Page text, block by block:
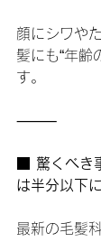
顔にシワや
髪にも“年齢
す。
⸻
■ 驚くべき
は半分以下に
最新の毛髪